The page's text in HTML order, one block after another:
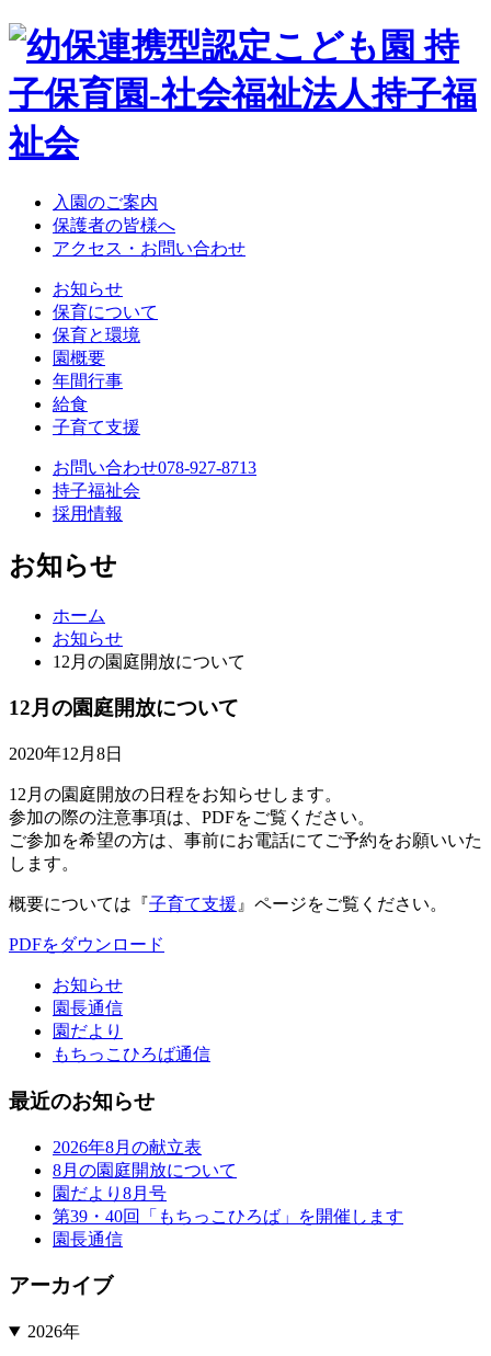
入園のご案内
保護者の皆様へ
アクセス・お問い合わせ
お知らせ
保育について
保育と環境
園概要
年間行事
給食
子育て支援
お問い合わせ078-927-8713
持子福祉会
採用情報
お知らせ
ホーム
お知らせ
12月の園庭開放について
12月の園庭開放について
2020年12月8日
12月の園庭開放の日程をお知らせします。
参加の際の注意事項は、PDFをご覧ください。
ご参加を希望の方は、事前にお電話にてご予約をお願いいた
します。
概要については『子育て支援 』ページをご覧ください。
PDFをダウンロード
お知らせ
園長通信
園だより
もちっこひろば通信
最近のお知らせ
2026年8月の献立表
8月の園庭開放について
園だより8月号
第39・40回「もちっこひろば」を開催します
園長通信
アーカイブ
2026年